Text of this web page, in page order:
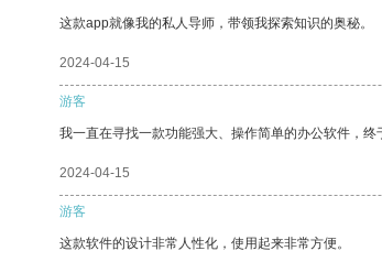
这款app就像我的私人导师，带领我探索知识的奥秘。
2024-04-15
游客
我一直在寻找一款功能强大、操作简单的办公软件，
2024-04-15
游客
这款软件的设计非常人性化，使用起来非常方便。